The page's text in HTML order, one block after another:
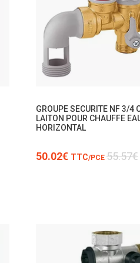
TTC
GROUPE SECURITE NF 3/4
LAITON POUR CHAUFFE
HORIZONTAL
50.02€ TTC/PCE 55.57€